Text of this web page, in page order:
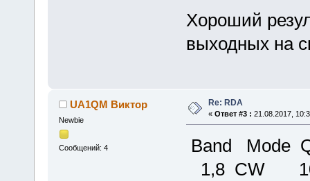
Хороший
выходных на
UA1QM Виктор
Newbie
Сообщений: 4
Re: RDA
« Ответ #3 : 21.08.2017,
Band Mode
1,8 CW